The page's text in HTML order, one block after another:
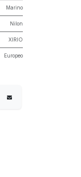
Marino
Nilon
XIRIO
Europeo